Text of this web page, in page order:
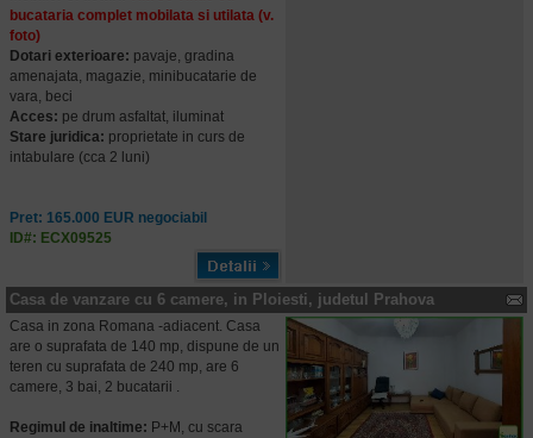
bucataria complet mobilata si utilata (v.
foto)
Dotari exterioare: pavaje, gradina
amenajata, magazie, minibucatarie de
vara, beci
Acces: pe drum asfaltat, iluminat
Stare juridica: proprietate in curs de
intabulare (cca 2 luni)
Pret: 165.000 EUR negociabil
ID#: ECX09525
Casa de vanzare cu 6 camere, in Ploiesti, judetul Prahova
Casa in zona Romana -adiacent. Casa
are o suprafata de 140 mp, dispune de un
teren cu suprafata de 240 mp, are 6
camere, 3 bai, 2 bucatarii .
Regimul de inaltime: P+M, cu scara